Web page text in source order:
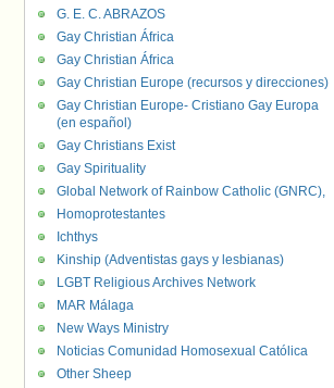
G. E. C. ABRAZOS
Gay Christian África
Gay Christian África
Gay Christian Europe (recursos y direcciones)
Gay Christian Europe- Cristiano Gay Europa
(en español)
Gay Christians Exist
Gay Spirituality
Global Network of Rainbow Catholic (GNRC),
Homoprotestantes
Ichthys
Kinship (Adventistas gays y lesbianas)
LGBT Religious Archives Network
MAR Málaga
New Ways Ministry
Noticias Comunidad Homosexual Católica
Other Sheep